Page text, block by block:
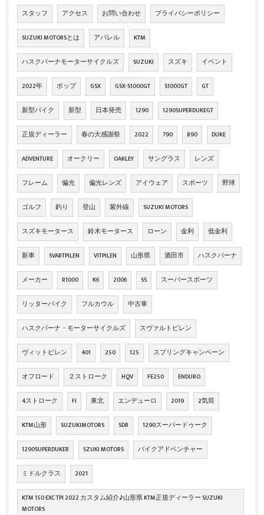
スタッフ アクセス お問い合わせ プライバシーポリシー
SUZUKI MOTORSとは アパレル KTM
ハスクバーナモーターサイクルズ SUZUKI スズキ イベント
2022年 ポップ GSX GSX-S1000GT S1000GT GT
新型バイク 新型 日本発売 1290 1290SUPERDUKEGT
正規ディーラー 春の大感謝祭 2022 790 890 DUKE
ADVENTURE オークリー OAKLEY サングラス レンズ
フレーム 偏光 偏光レンズ アイウェア スポーツ 野球
ゴルフ 釣り 登山 紫外線 SUZUKI MOTORS
スズキモータース 鈴木モータース ローン 金利 低金利
新車 SVARTPILEN VITPILEN 山形県 酒田市 ハスクバーナ
メーカー R1000 K6 2006 SS スーパースポーツ
リッターバイク フルカウル 中古車
ハスクバーナ・モーターサイクルズ スヴァルトピレン
ヴィットピレン 401 250 125 スプリングキャンペーン
オフロード ２ストローク HQV FE250 ENDURO
4ストローク FI 東北 エンデューロ 2019 2気筒
KTM山形 SUZUKIMOTORS SDR 1290スーパードゥーク
1290SUPERDUKER SZUKI MOTORS バイクアドベンチャー
ミドルクラス 2021
KTM 150 EXC TPI 2022 カスタム紹介♪山形県 KTM正規ディーラー SUZUKI
MOTORS